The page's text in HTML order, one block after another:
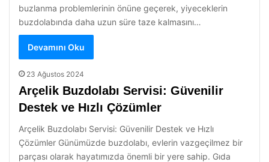
buzlanma problemlerinin önüne geçerek, yiyeceklerin
buzdolabında daha uzun süre taze kalmasını…
Devamını Oku
23 Ağustos 2024
Arçelik Buzdolabı Servisi: Güvenilir
Destek ve Hızlı Çözümler
Arçelik Buzdolabı Servisi: Güvenilir Destek ve Hızlı
Çözümler Günümüzde buzdolabı, evlerin vazgeçilmez bir
parçası olarak hayatımızda önemli bir yere sahip. Gıda